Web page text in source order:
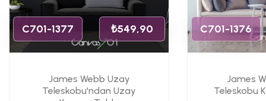
C701-1377 ₺549,90
James Webb Uzay
Teleskobu'ndan Uzay
C701-1376
James
Teleskobu